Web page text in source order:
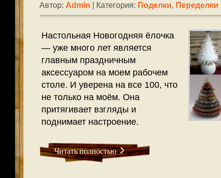
Автор: Admin | Категория: Поделки, Переделки
Настольная Новогодняя ёлочка
— уже много лет является
главным праздничным
аксессуаром на моем рабочем
столе. И уверена на все 100, что
не только на моём. Она
притягивает взгляды и
поднимает настроение.
Читать полностью